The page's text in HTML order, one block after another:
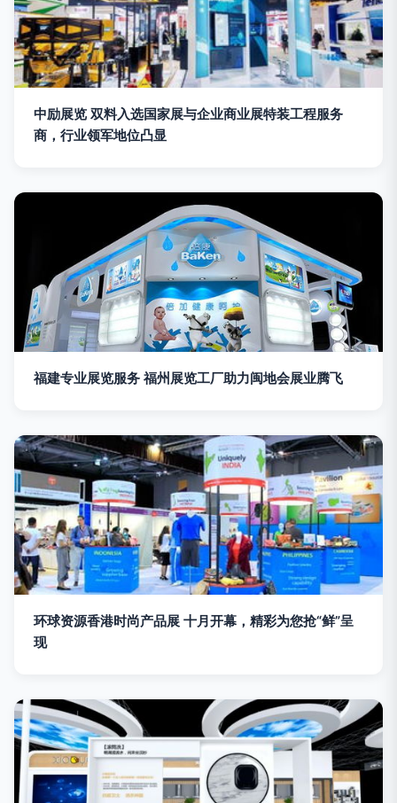
中励展览 双料入选国家展与企业商业展特装工程服务
商，行业领军地位凸显
福建专业展览服务 福州展览工厂助力闽地会展业腾飞
环球资源香港时尚产品展 十月开幕，精彩为您抢“鲜”呈
现